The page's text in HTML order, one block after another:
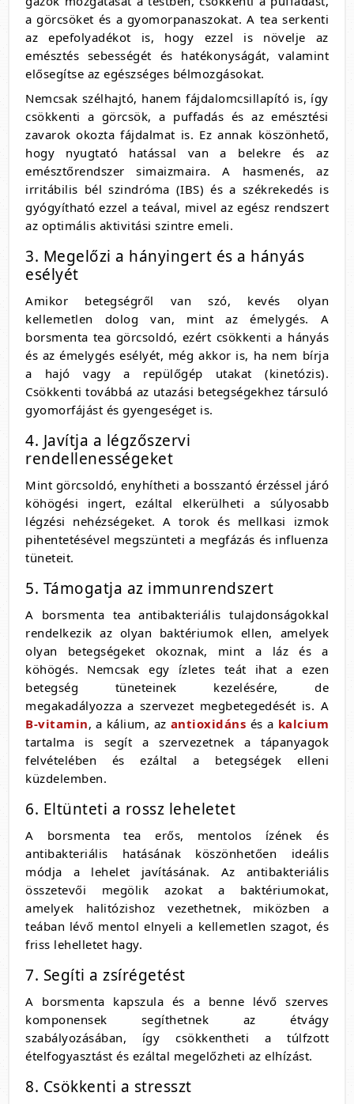
a görcsöket és a gyomorpanaszokat. A tea serkenti
az epefolyadékot is, hogy ezzel is növelje az
emésztés sebességét és hatékonyságát, valamint
elősegítse az egészséges bélmozgásokat.
Nemcsak szélhajtó, hanem fájdalomcsillapító is, így
csökkenti a görcsök, a puffadás és az emésztési
zavarok okozta fájdalmat is. Ez annak köszönhető,
hogy nyugtató hatással van a belekre és az
emésztőrendszer simaizmaira. A hasmenés, az
irritábilis bél szindróma (IBS) és a székrekedés is
gyógyítható ezzel a teával, mivel az egész rendszert
az optimális aktivitási szintre emeli.
3. Megelőzi a hányingert és a hányás
esélyét
Amikor betegségről van szó, kevés olyan
kellemetlen dolog van, mint az émelygés. A
borsmenta tea görcsoldó, ezért csökkenti a hányás
és az émelygés esélyét, még akkor is, ha nem bírja
a hajó vagy a repülőgép utakat (kinetózis).
Csökkenti továbbá az utazási betegségekhez társuló
gyomorfájást és gyengeséget is.
4. Javítja a légzőszervi
rendellenességeket
Mint görcsoldó, enyhítheti a bosszantó érzéssel járó
köhögési ingert, ezáltal elkerülheti a súlyosabb
légzési nehézségeket. A torok és mellkasi izmok
pihentetésével megszünteti a megfázás és influenza
tüneteit.
5. Támogatja az immunrendszert
A borsmenta tea antibakteriális tulajdonságokkal
rendelkezik az olyan baktériumok ellen, amelyek
olyan betegségeket okoznak, mint a láz és a
köhögés. Nemcsak egy ízletes teát ihat a ezen
betegség tüneteinek kezelésére, de
megakadályozza a szervezet megbetegedését is. A
B-vitamin, a kálium, az antioxidáns és a kalcium
tartalma is segít a szervezetnek a tápanyagok
felvételében és ezáltal a betegségek elleni
küzdelemben.
6. Eltünteti a rossz leheletet
A borsmenta tea erős, mentolos ízének és
antibakteriális hatásának köszönhetően ideális
módja a lehelet javításának. Az antibakteriális
összetevői megölik azokat a baktériumokat,
amelyek halitózishoz vezethetnek, miközben a
teában lévő mentol elnyeli a kellemetlen szagot, és
friss lehelletet hagy.
7. Segíti a zsírégetést
A borsmenta kapszula és a benne lévő szerves
komponensek segíthetnek az étvágy
szabályozásában, így csökkentheti a túlfzott
ételfogyasztást és ezáltal megelőzheti az elhízást.
8. Csökkenti a stresszt